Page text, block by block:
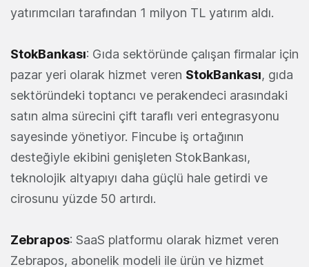
yatırımcıları tarafından 1 milyon TL yatırım aldı.
StokBankası: Gıda sektöründe çalışan firmalar için
pazar yeri olarak hizmet veren StokBankası, gıda
sektöründeki toptancı ve perakendeci arasındaki
satın alma sürecini çift taraflı veri entegrasyonu
sayesinde yönetiyor. Fincube iş ortağının
desteğiyle ekibini genişleten StokBankası,
teknolojik altyapıyı daha güçlü hale getirdi ve
cirosunu yüzde 50 artırdı.
Zebrapos: SaaS platformu olarak hizmet veren
Zebrapos, abonelik modeli ile ürün ve hizmet